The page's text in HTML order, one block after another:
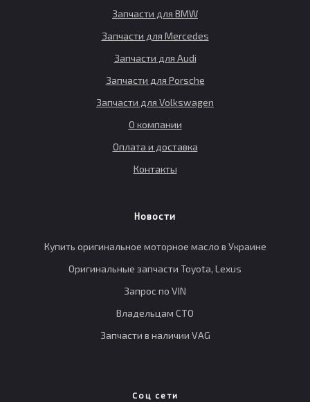
Запчасти для BMW
Запчасти для Mercedes
Запчасти для Audi
Запчасти для Porsche
Запчасти для Volkswagen
О компании
Оплата и доставка
Контакты
Новости
Купить оригинальное моторное масло в Украине
Оригинальные запчасти Toyota, Lexus
Запрос по VIN
Владельцам СТО
Запчасти в наличии VAG
Соц сети